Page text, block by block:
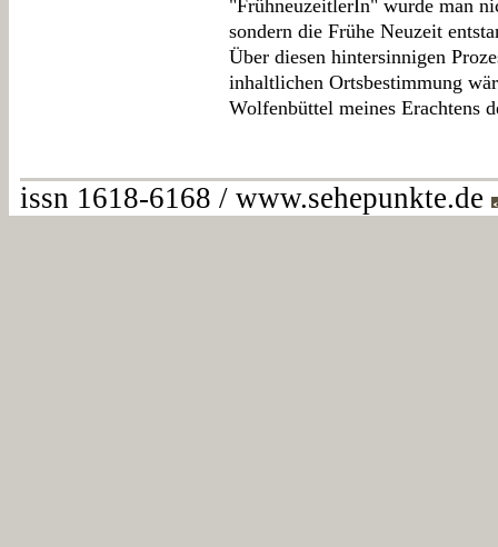
"FrühneuzeitlerIn" wurde man
sondern die Frühe Neuzeit
Über diesen hintersinnigen
inhaltlichen Ortsbestimmung
Wolfenbüttel meines Erachtens
issn 1618-6168 / www.sehepunkte.de